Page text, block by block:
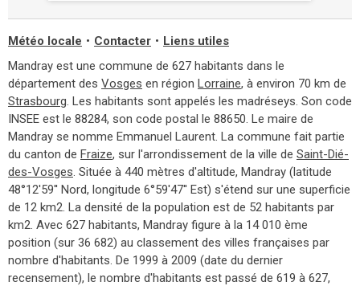
Météo locale • Contacter • Liens utiles
Mandray est une commune de 627 habitants dans le
département des Vosges en région Lorraine, à environ 70 km de
Strasbourg. Les habitants sont appelés les madréseys. Son code
INSEE est le 88284, son code postal le 88650. Le maire de
Mandray se nomme Emmanuel Laurent. La commune fait partie
du canton de Fraize, sur l'arrondissement de la ville de Saint-Dié-
des-Vosges. Située à 440 mètres d'altitude, Mandray (latitude
48°12'59'' Nord, longitude 6°59'47'' Est) s'étend sur une superficie
de 12 km2. La densité de la population est de 52 habitants par
km2. Avec 627 habitants, Mandray figure à la 14 010 ème
position (sur 36 682) au classement des villes françaises par
nombre d'habitants. De 1999 à 2009 (date du dernier
recensement), le nombre d'habitants est passé de 619 à 627,